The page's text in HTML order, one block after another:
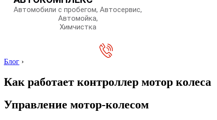
Автомобили с пробегом, Автосервис,
Автомойка,
Химчистка
Блог ›
Как работает контроллер мотор колеса
Управление мотор-колесом